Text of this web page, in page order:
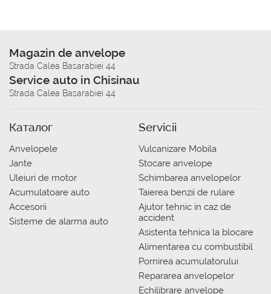
Magazin de anvelope
Strada Calea Basarabiei 44
Service auto in Chisinau
Strada Calea Basarabiei 44
Каталог
Anvelopele
Jante
Uleiuri de motor
Acumulatoare auto
Accesorii
Sisteme de alarma auto
Servicii
Vulcanizare Mobila
Stocare anvelope
Schimbarea anvelopelor
Taierea benzii de rulare
Ajutor tehnic in caz de
accident
Asistenta tehnica la blocare
Alimentarea cu combustibil
Pornirea acumulatorului
Repararea anvelopelor
Echilibrare anvelope